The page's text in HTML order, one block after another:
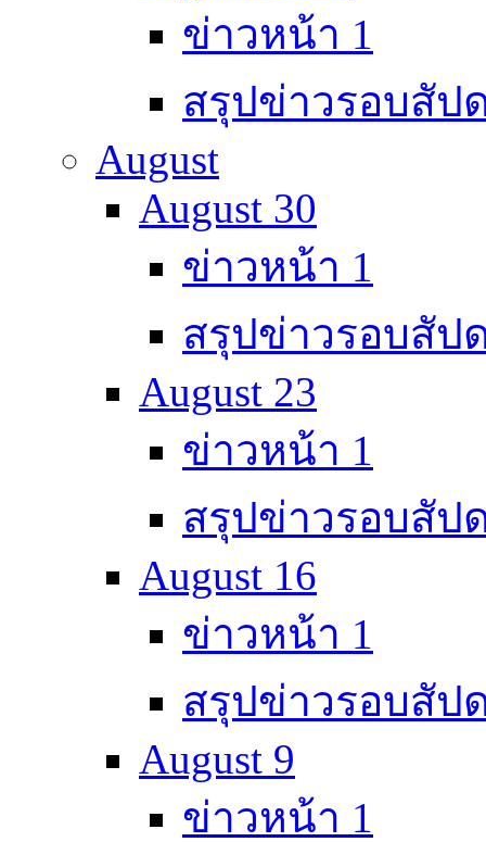
ข่าวหน้า 1
สรุปข่าวรอบสัป
August
August 30
ข่าวหน้า 1
สรุปข่าวรอบสัป
August 23
ข่าวหน้า 1
สรุปข่าวรอบสัป
August 16
ข่าวหน้า 1
สรุปข่าวรอบสัป
August 9
ข่าวหน้า 1